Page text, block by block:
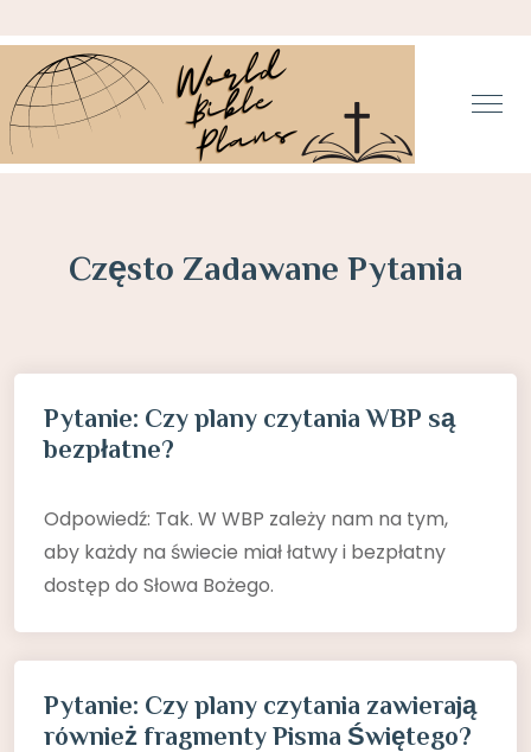
Często Zadawane Pytania
Pytanie: Czy plany czytania WBP są
bezpłatne?
Odpowiedź: Tak. W WBP zależy nam na tym,
aby każdy na świecie miał łatwy i bezpłatny
dostęp do Słowa Bożego.
Pytanie: Czy plany czytania zawierają
również fragmenty Pisma Świętego?